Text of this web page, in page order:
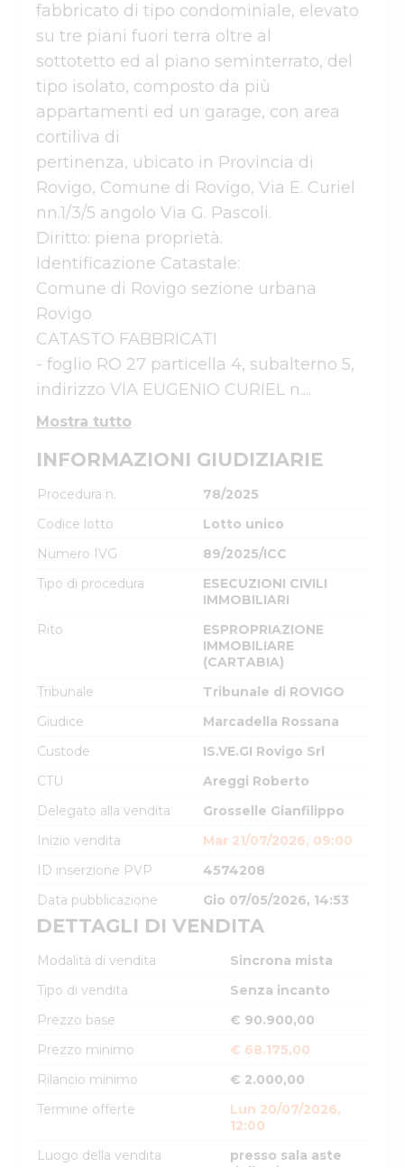
fabbricato di tipo condominiale, elevato
su tre piani fuori terra oltre al
sottotetto ed al piano seminterrato, del
tipo isolato, composto da più
appartamenti ed un garage, con area
cortiliva di
pertinenza, ubicato in Provincia di
Rovigo, Comune di Rovigo, Via E. Curiel
nn.1/3/5 angolo Via G. Pascoli.
Diritto: piena proprietà.
Identificazione Catastale:
Comune di Rovigo sezione urbana
Rovigo
CATASTO FABBRICATI
- foglio RO 27 particella 4, subalterno 5,
indirizzo VIA EUGENIO CURIEL n....
Mostra tutto
INFORMAZIONI GIUDIZIARIE
Procedura n.
78/2025
Codice lotto
Lotto unico
Numero IVG
89/2025/ICC
Tipo di procedura
ESECUZIONI CIVILI
IMMOBILIARI
Rito
ESPROPRIAZIONE
IMMOBILIARE
(CARTABIA)
Tribunale
Tribunale di ROVIGO
Giudice
Marcadella Rossana
Custode
IS.VE.GI Rovigo Srl
CTU
Areggi Roberto
Delegato alla vendita
Grosselle Gianfilippo
Inizio vendita
Mar 21/07/2026, 09:00
ID inserzione PVP
4574208
Data pubblicazione
Gio 07/05/2026, 14:53
DETTAGLI DI VENDITA
Modalità di vendita
Sincrona mista
Tipo di vendita
Senza incanto
Prezzo base
€ 90.900,00
Prezzo minimo
€ 68.175,00
Rilancio minimo
€ 2.000,00
Termine offerte
Lun 20/07/2026,
12:00
Luogo della vendita
presso sala aste